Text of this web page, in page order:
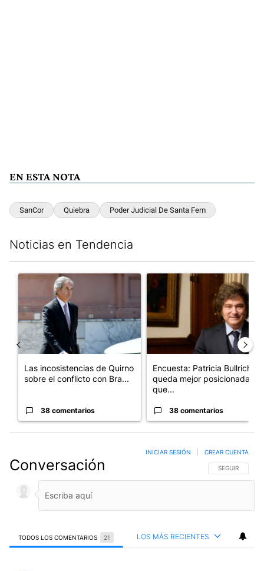
EN ESTA NOTA
SanCor Quiebra Poder Judicial De Santa Fem
Noticias en Tendencia
Un artículo de tendencia con el título "Las incosistencias de
Las incosistencias de Quirno
sobre el conflicto con Bra...
38 comentarios
Un artículo de tendencia con
Encuesta: Patricia Bullrich
queda mejor posicionada
que...
38 comentarios
Conversación SIGA ESTA
SEGUIR
INICIAR SESIÓN CREAR CUENTA
TODOS LOS COMENTARIOS 21 LOS MÁS RECIENTES